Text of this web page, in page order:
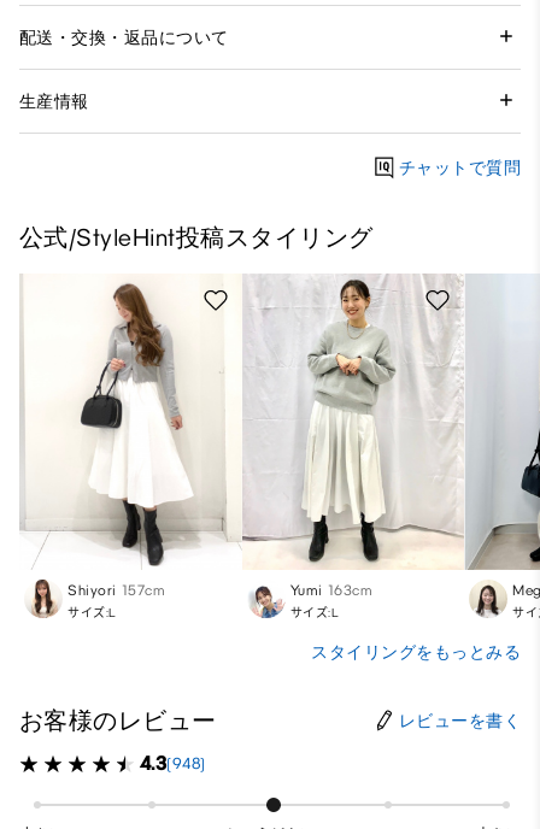
配送・交換・返品について
生産情報
チャットで質問
公式/StyleHint投稿スタイリング
Shiyori 157cm
サイズ:L
Yumi 163cm
サイズ:L サ
スタイリングをもっとみる
お客様のレビュー レビューを書く
4.3(948)